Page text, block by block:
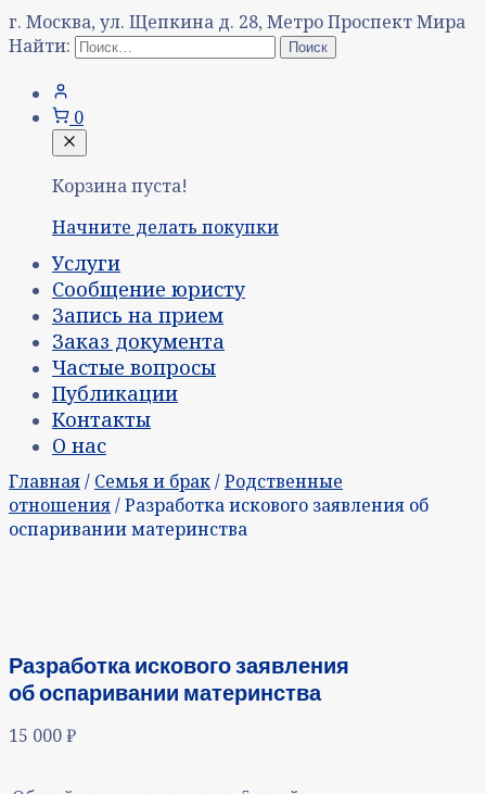
г. Москва, ул. Щепкина д. 28, Метро Проспект Мира
Найти:
0
Корзина пуста!
Начните делать покупки
Услуги
Сообщение юристу
Запись на прием
Заказ документа
Частые вопросы
Публикации
Контакты
О нас
Главная/ Семья и брак/Родственные
отношения/ Разработка искового заявления об
оспаривании материнства
Разработка искового заявления
об оспаривании материнства
15 000₽